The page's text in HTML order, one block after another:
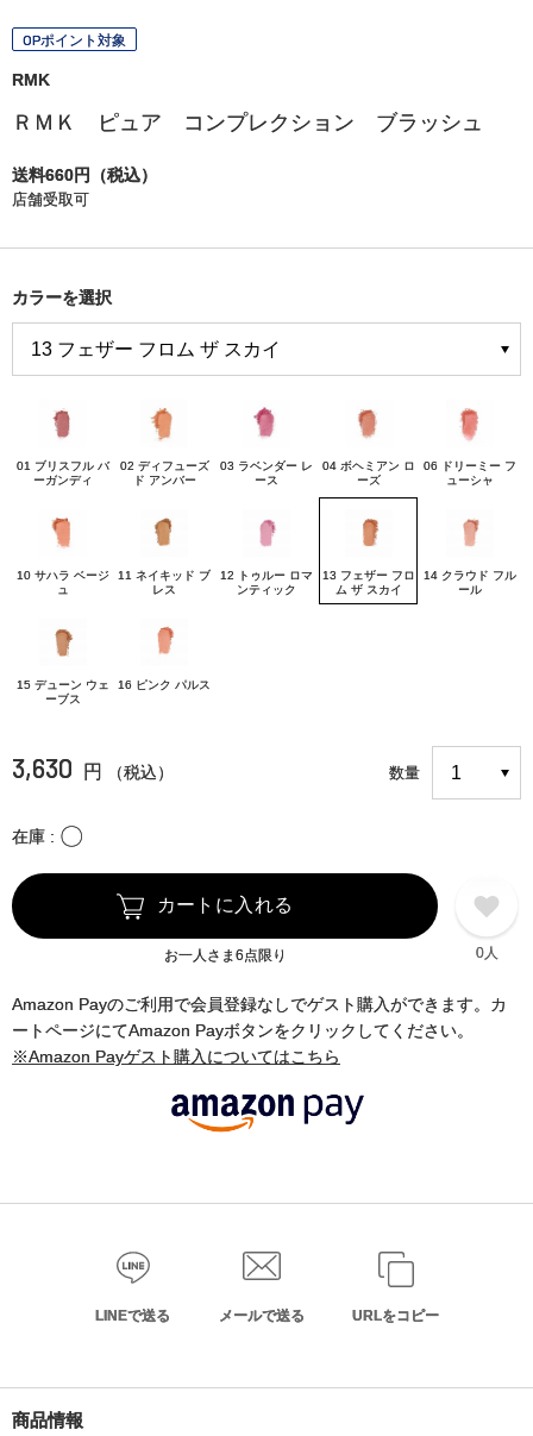
OPポイント対象
RMK
ＲＭＫ ピュア コンプレクション ブラッシュ
送料660円（税込）
店舗受取可
カラーを選択
01 ブリスフル バ
ーガンディ
02 ディフューズ
ド アンバー
03 ラベンダー レ
ース
04 ボヘミアン ロ
ーズ
06 ドリーミー フ
ューシャ
10 サハラ ベージ
ュ
11 ネイキッド ブ
レス
12 トゥルー ロマ
ンティック
13 フェザー フロ
ム ザ スカイ
14 クラウド フル
ール
15 デューン ウェ
ーブス
16 ピンク パルス
3,630 円 （税込） 数量
在庫 〇
カートに入れる
お一人さま6点限り 0人
Amazon Payのご利用で会員登録なしでゲスト購入ができます。カ
ートページにてAmazon Payボタンをクリックしてください。
※Amazon Payゲスト購入についてはこちら
LINEで送る メールで送る URLをコピー
商品情報